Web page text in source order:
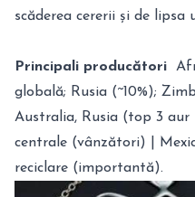
scăderea cererii și de lipsa
Principali producători
globală; Rusia (~10%);
Australia, Rusia (top 3 aur
centrale (vânzători) |
reciclare (importantă).